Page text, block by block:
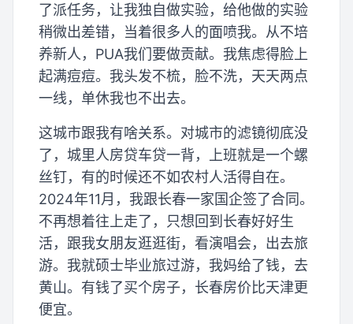
了派任务，让我独自做实验，给他做的实验
稍微出差错，当着很多人的面喷我。从不培
养新人，PUA我们要做贡献。我焦虑得脸上
起满痘痘。我头发不梳，脸不洗，天天两点
一线，单休我也不出去。
这城市跟我有啥关系。对城市的滤镜彻底没
了，城里人房贷车贷一背，上班就是一个螺
丝钉，有的时候还不如农村人活得自在。
2024年11月，我跟长春一家国企签了合同。
不再想着往上走了，只想回到长春好好生
活，跟我女朋友逛逛街，看演唱会，出去旅
游。我就硕士毕业旅过游，我妈给了钱，去
黄山。有钱了买个房子，长春房价比天津更
便宜。